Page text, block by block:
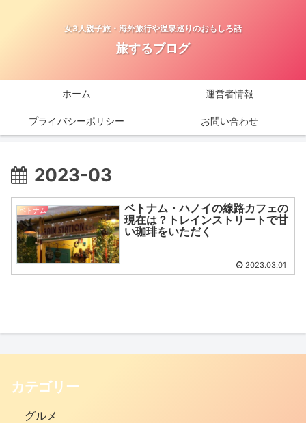
女3人親子旅・海外旅行や温泉巡りのおもしろ話
旅するブログ
ホーム 運営者情報
プライバシーポリシー お問い合わせ
2023-03
ベトナム
ベトナム・ハノイの線路カフェの
現在は？トレインストリートで甘
い珈琲をいただく
2023.03.01
カテゴリー
グルメ